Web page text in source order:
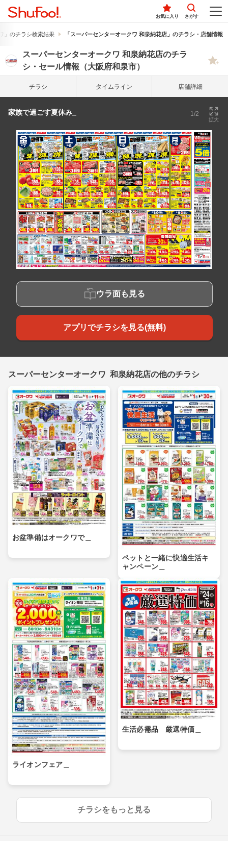
お気に入り さがす
」のチラシ検索結果 「スーパーセンターオークワ 和泉納花店」のチラシ・店舗情報
スーパーセンターオークワ 和泉納花店のチラ
シ・セール情報（大阪府和泉市）
チラシ タイム ライン 店舗詳細
家族で過ごす夏休み_ 1/2
拡大
ウラ面も見る
アプリでチラシを見る(無料)
スーパーセンターオークワ 和泉納花店の他のチラシ
お盆準備はオークワで＿
ペットと一緒に快適生活キ
ャンペーン＿
ライオンフェア＿
生活必需品 厳選特価＿
チラシをもっと見る